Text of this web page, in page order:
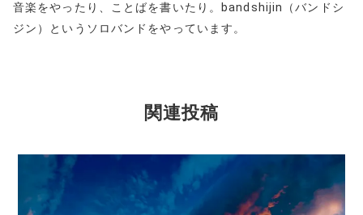
音楽をやったり、ことばを書いたり。bandshijin（バンドシ
ジン）というソロバンドをやっています。
関連投稿